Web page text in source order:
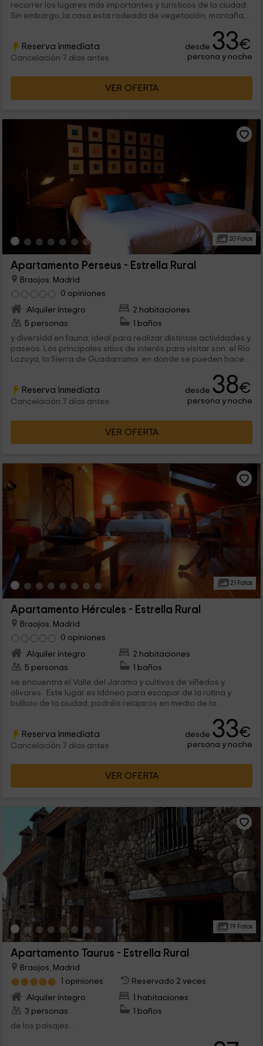
recorrer los lugares más importantes y turísticos de la ciudad.
Sin embargo, la casa esta rodeada de vegetación, montaña,...
Reserva inmediata
Cancelación 7 días antes
desde 33€
persona y noche
VER OFERTA
20 Fotos
Apartamento Perseus - Estrella Rural
Braojos, Madrid
0 opiniones
Alquiler íntegro
2 habitaciones
5 personas
1 baños
y diversidd en fauna; ideal para realizar distintas actividades y
paseos. Los principales sitios de interés para visitar son: el Río
Lozoya, la Sierra de Guadarrama; en donde se pueden hacer
Reserva inmediata
Cancelación 7 días antes
desde 38€
persona y noche
VER OFERTA
21 Fotos
Apartamento Hércules - Estrella Rural
Braojos, Madrid
0 opiniones
Alquiler íntegro
2 habitaciones
5 personas
1 baños
se encuentra el Valle del Jarama y cultivos de viñedos y
olivares. Este lugar es idóneo para escapar de la rutina y
bullicio de la ciudad, podréis relajaros en medio de la...
Reserva inmediata
Cancelación 7 días antes
desde 33€
persona y noche
VER OFERTA
19 Fotos
Apartamento Taurus - Estrella Rural
Braojos, Madrid
1 opiniones
Reservado 2 veces
Alquiler íntegro
1 habitaciones
3 personas
1 baños
de los paisajes...